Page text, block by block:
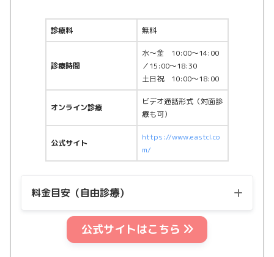
診療料 無料
診療時間
水〜金 10:00〜14:00
／15:00〜18:30
土日祝 10:00〜18:00
オンライン診療
ビデオ通話形式（対面診
療も可）
公式サイト
https://www.eastcl.co
m/
料金目安（自由診療）
料金（税込）
公式サイトはこちら